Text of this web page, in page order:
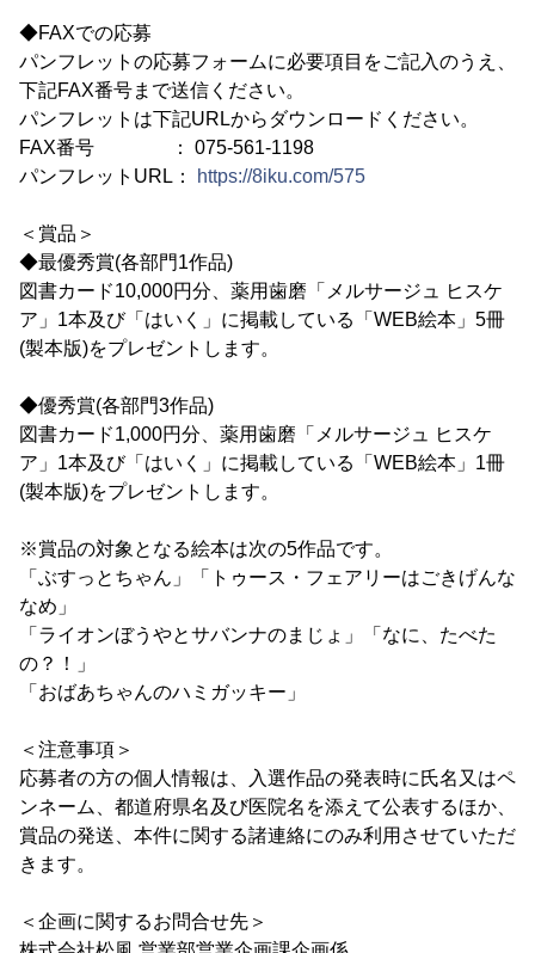
◆FAXでの応募
パンフレットの応募フォームに必要項目をご記入のうえ、
下記FAX番号まで送信ください。
パンフレットは下記URLからダウンロードください。
FAX番号 ： 075-561-1198
パンフレットURL：
https://8iku.com/575
＜賞品＞
◆最優秀賞(各部門1作品)
図書カード10,000円分、薬用歯磨「メルサージュ ヒスケ
ア」1本及び「はいく」に掲載している「WEB絵本」5冊
(製本版)をプレゼントします。
◆優秀賞(各部門3作品)
図書カード1,000円分、薬用歯磨「メルサージュ ヒスケ
ア」1本及び「はいく」に掲載している「WEB絵本」1冊
(製本版)をプレゼントします。
※賞品の対象となる絵本は次の5作品です。
「ぶすっとちゃん」「トゥース・フェアリーはごきげんな
なめ」
「ライオンぼうやとサバンナのまじょ」「なに、たべた
の？！」
「おばあちゃんのハミガッキー」
＜注意事項＞
応募者の方の個人情報は、入選作品の発表時に氏名又はペ
ンネーム、都道府県名及び医院名を添えて公表するほか、
賞品の発送、本件に関する諸連絡にのみ利用させていただ
きます。
＜企画に関するお問合せ先＞